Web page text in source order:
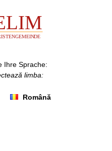
Ihre Sprache:
limba:
Română